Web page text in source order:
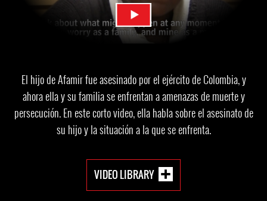
El hijo de Afamir fue asesinado por el ejército de Colombia, y
ahora ella y su familia se enfrentan a amenazas de muerte y
persecución. En este corto video, ella habla sobre el asesinato de
su hijo y la situación a la que se enfrenta.
VIDEO LIBRARY